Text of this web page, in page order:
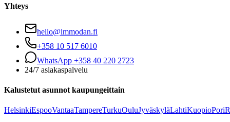
Yhteys
hello@immodan.fi
+358 10 517 6010
WhatsApp +358 40 220 2723
24/7 asiakaspalvelu
Kalustetut asunnot kaupungeittain
HelsinkiEspooVantaaTampereTurkuOuluJyväskyläLahtiKuopioPori